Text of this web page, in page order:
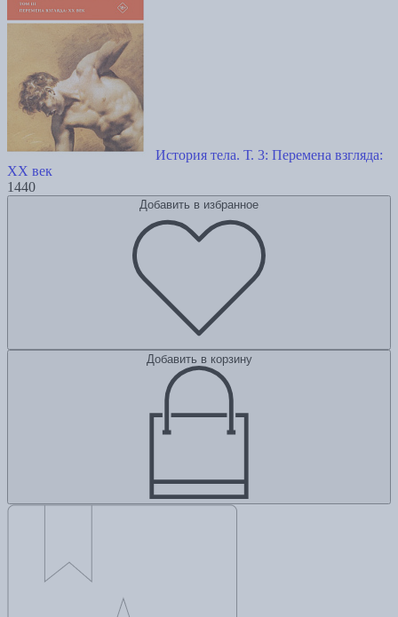
История тела. Т. 3: Перемена взгляда:
XX век
1440
Добавить в избранное
Добавить в корзину